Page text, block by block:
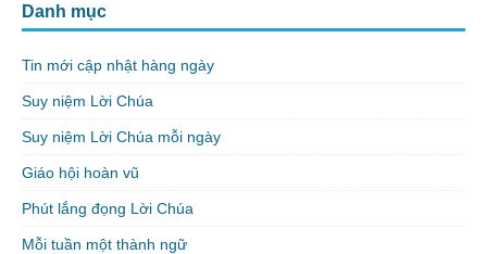
Danh mục
Tin mới cập nhật hàng ngày
Suy niệm Lời Chúa
Suy niệm Lời Chúa mỗi ngày
Giáo hội hoàn vũ
Phút lắng đọng Lời Chúa
Mỗi tuần một thành ngữ